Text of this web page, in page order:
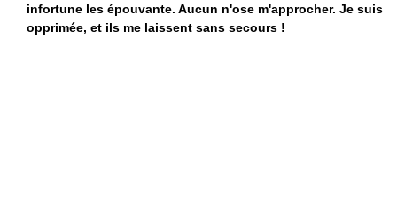
infortune les épouvante. Aucun n'ose m'approcher. Je suis
opprimée, et ils me laissent sans secours !